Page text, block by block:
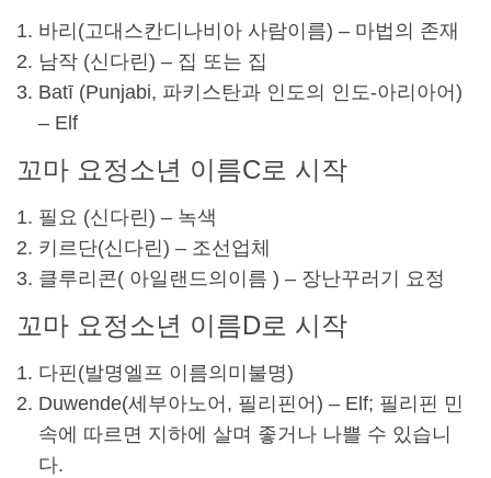
바리(고대 스칸디나비아 사람이름) – 마법의 존재
남작 (신다린) – 집 또는 집
Batī (Punjabi, 파키스탄과 인도의 인도-아리아어)
– Elf
꼬마 요정소년 이름C로 시작
필요 (신다린) – 녹색
키르단(신다린) – 조선업체
클루리콘( 아일랜드의 이름 ) – 장난꾸러기 요정
꼬마 요정소년 이름D로 시작
다핀(발명엘프 이름의미불명)
Duwende(세부아노어, 필리핀어) – Elf; 필리핀 민
속에 따르면 지하에 살며 좋거나 나쁠 수 있습니
다.